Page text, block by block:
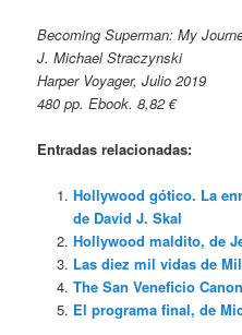
Becoming Superman: My
J. Michael Straczynski
Harper Voyager, Julio 2019
480 pp. Ebook. 8,82 €
Entradas relacionadas:
Hollywood gótico. La
de David J. Skal
Hollywood maldito, de
Las diez mil vidas de
The San Veneficio
El programa final, de